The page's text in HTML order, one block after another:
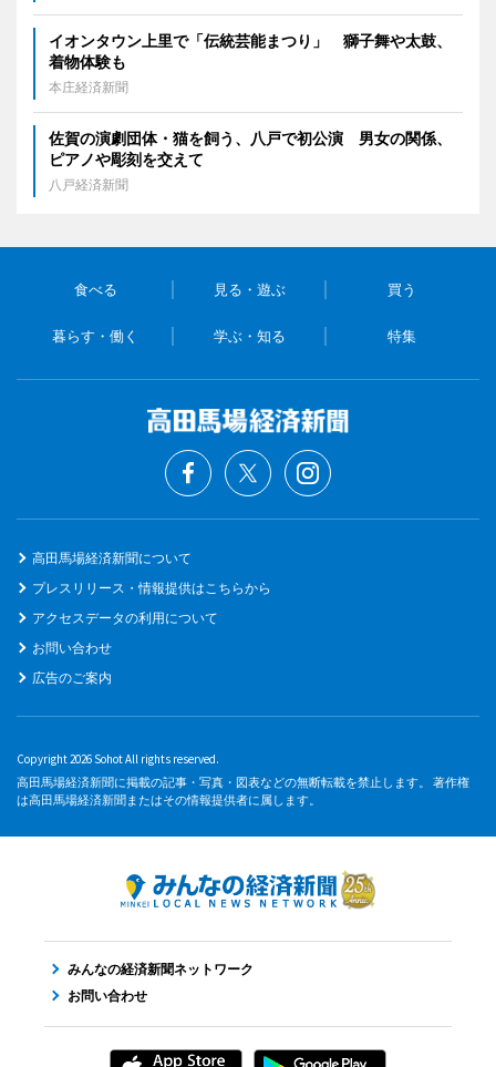
イオンタウン上里で「伝統芸能まつり」 獅子舞や太鼓、
着物体験も
本庄経済新聞
佐賀の演劇団体・猫を飼う、八戸で初公演 男女の関係、
ピアノや彫刻を交えて
八戸経済新聞
食べる 見る・遊ぶ 買う
暮らす・働く 学ぶ・知る 特集
高田馬場経済新聞について
プレスリリース・情報提供はこちらから
アクセスデータの利用について
お問い合わせ
広告のご案内
Copyright 2026 Sohot All rights reserved.
高田馬場経済新聞に掲載の記事・写真・図表などの無断転載を禁止します。 著作権
は高田馬場経済新聞またはその情報提供者に属します。
みんなの経済新聞ネットワーク
お問い合わせ